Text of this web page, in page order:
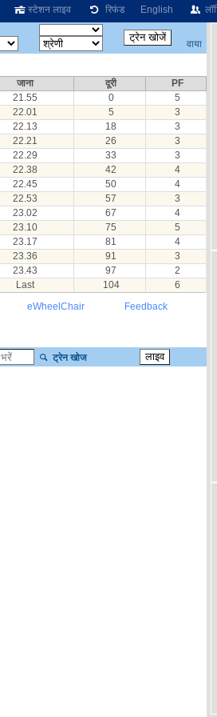
स्टेशन लाइव रिफंड English
वाया
जाना दूरी
PF
21.55 0
5
22.01 5
3
22.13 18
3
22.21 26
3
22.29 33
3
22.38 42
4
22.45 50
4
22.53 57
3
23.02 67
4
23.10 75
5
23.17 81
4
23.36 91
3
23.43 97
2
Last 104
6
eWheelChair Feedback
ट्रेन खोज